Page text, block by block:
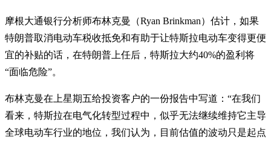
摩根大通银行分析师布林克曼（Ryan Brinkman）估计，如果
特朗普取消电动车税收抵免和有助于让特斯拉电动车变得更便
宜的补贴的话，在特朗普上任后，特斯拉大约40%的盈利将
“面临危险”。
布林克曼在上星期五给投资客户的一份报告中写道：“在我们
看来，特斯拉在电气化转型过程中，似乎无法继续维持它主导
全球电动车行业的地位，我们认为，目前估值的波动只是起点